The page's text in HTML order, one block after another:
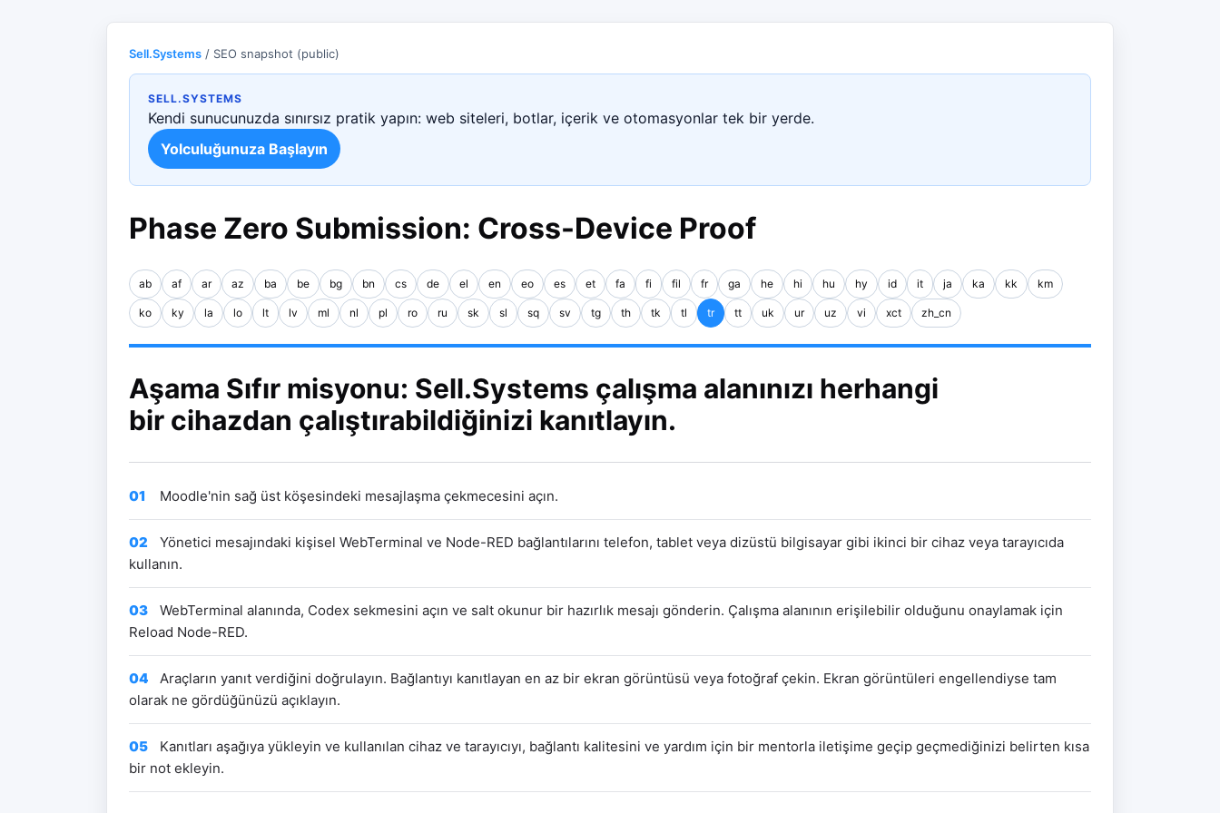
Sell.Systems / SEO snapshot (public)
SELL.SYSTEMS
Kendi sunucunuzda sınırsız pratik yapın: web siteleri, botlar, içerik ve otomasyonlar tek bir yerde.
Yolculuğunuza Başlayın
Phase Zero Submission: Cross-Device Proof
ab af ar az ba be bg bn cs de el en eo es et fa fi fil fr ga he hi hu hy id it ja ka kk km
ko ky la lo lt lv ml nl pl ro ru sk sl sq sv tg th tk tl tr tt uk ur uz vi xct zh_cn
Aşama Sıfır misyonu: Sell.Systems çalışma alanınızı herhangi
bir cihazdan çalıştırabildiğinizi kanıtlayın.
01 Moodle'nin sağ üst köşesindeki mesajlaşma çekmecesini açın.
02
Yönetici mesajındaki kişisel WebTerminal ve Node-RED bağlantılarını telefon, tablet veya dizüstü bilgisayar gibi ikinci bir cihaz veya tarayıcıda
kullanın.
03
WebTerminal alanında, Codex sekmesini açın ve salt okunur bir hazırlık mesajı gönderin. Çalışma alanının erişilebilir olduğunu onaylamak için
Reload Node-RED.
04
Araçların yanıt verdiğini doğrulayın. Bağlantıyı kanıtlayan en az bir ekran görüntüsü veya fotoğraf çekin. Ekran görüntüleri engellendiyse tam
olarak ne gördüğünüzü açıklayın.
05
Kanıtları aşağıya yükleyin ve kullanılan cihaz ve tarayıcıyı, bağlantı kalitesini ve yardım için bir mentorla iletişime geçip geçmediğinizi belirten kısa
bir not ekleyin.